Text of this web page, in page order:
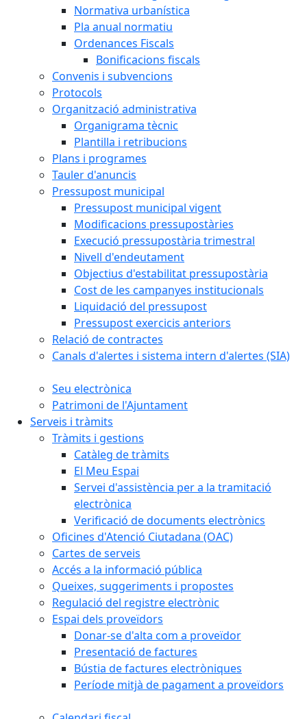
Normativa urbanística
Pla anual normatiu
Ordenances Fiscals
Bonificacions fiscals
Convenis i subvencions
Protocols
Organització administrativa
Organigrama tècnic
Plantilla i retribucions
Plans i programes
Tauler d'anuncis
Pressupost municipal
Pressupost municipal vigent
Modificacions pressupostàries
Execució pressupostària trimestral
Nivell d'endeutament
Objectius d'estabilitat pressupostària
Cost de les campanyes institucionals
Liquidació del pressupost
Pressupost exercicis anteriors
Relació de contractes
Canals d'alertes i sistema intern d'alertes (SIA)
Seu electrònica
Patrimoni de l'Ajuntament
Serveis i tràmits
Tràmits i gestions
Catàleg de tràmits
El Meu Espai
Servei d'assistència per a la tramitació
electrònica
Verificació de documents electrònics
Oficines d'Atenció Ciutadana (OAC)
Cartes de serveis
Accés a la informació pública
Queixes, suggeriments i propostes
Regulació del registre electrònic
Espai dels proveïdors
Donar-se d'alta com a proveïdor
Presentació de factures
Bústia de factures electròniques
Període mitjà de pagament a proveïdors